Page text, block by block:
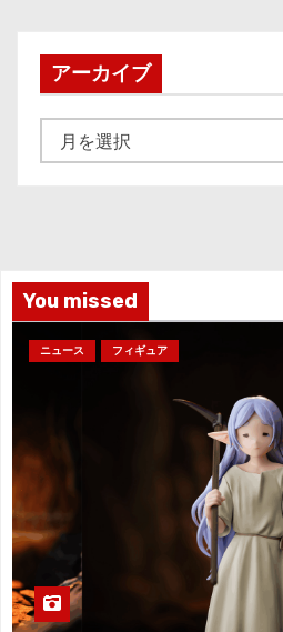
アーカイブ
ー
You missed
ニュース フィギュア